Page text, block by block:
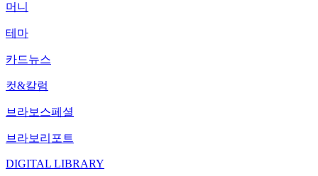
머니
테마
카드뉴스
컷&칼럼
브라보스페셜
브라보리포트
DIGITAL LIBRARY